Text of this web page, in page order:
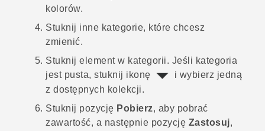
kolorów.
Stuknij inne kategorie, które chcesz
zmienić.
Stuknij element w kategorii. Jeśli kategoria
jest pusta, stuknij ikonę
i wybierz jedną
z dostępnych kolekcji.
Stuknij pozycję Pobierz, aby pobrać
zawartość, a następnie pozycję Zastosuj,